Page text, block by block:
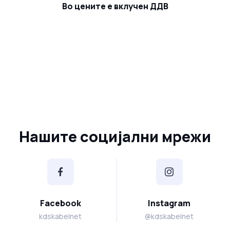
Во цените е вклучен ДДВ
Нашите социјални мрежи
Facebook
kdskabelnet
Instagram
@kdskabelnet